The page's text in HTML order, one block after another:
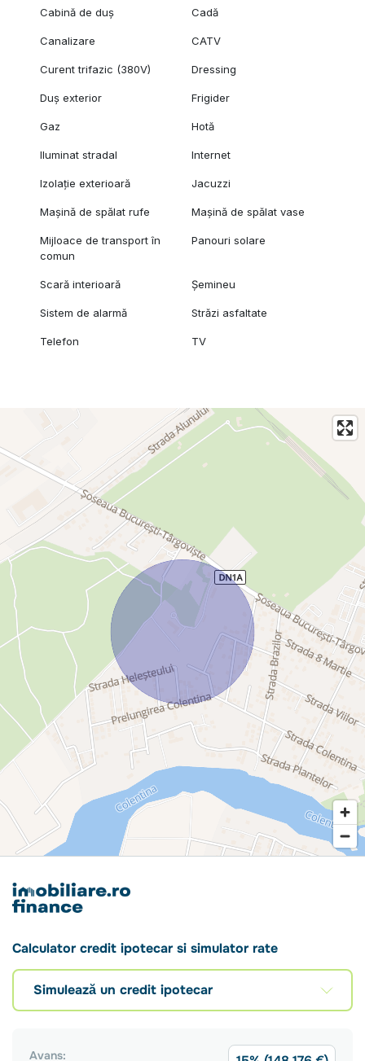
Cabină de duș Cadă
Canalizare CATV
Curent trifazic (380V) Dressing
Duș exterior Frigider
Gaz Hotă
Iluminat stradal Internet
Izolație exterioară Jacuzzi
Mașină de spălat rufe Mașină de spălat vase
Mijloace de transport în
comun
Panouri solare
Scară interioară Șemineu
Sistem de alarmă Străzi asfaltate
Telefon TV